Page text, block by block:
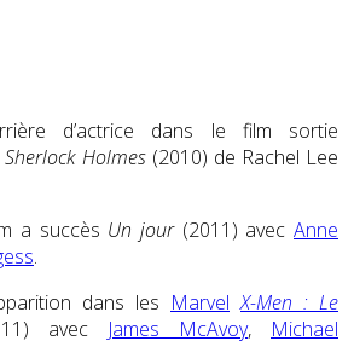
d’actrice dans le film sortie
Sherlock Holmes(2010) de Rachel Lee
a succès Un jour(2011) avecAnne
.
dans les Marvel X-Men : Le
avec James McAvoy, Michael